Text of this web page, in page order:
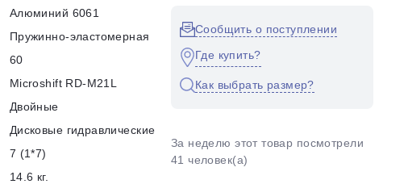
Алюминий 6061
Пружинно-эластомерная
60
Microshift RD-M21L
Двойные
Дисковые гидравлические
7 (1*7)
14.6 кг.
Сообщить о поступлении
Где купить?
Как выбрать размер?
За неделю этот товар посмотрели
41 человек(а)